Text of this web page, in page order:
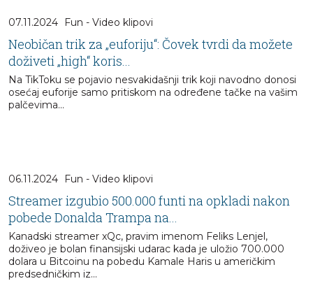
07.11.2024 Fun - Video klipovi
Neobičan trik za „euforiju“: Čovek tvrdi da možete
doživeti „high“ koris...
Na TikToku se pojavio nesvakidašnji trik koji navodno donosi
osećaj euforije samo pritiskom na određene tačke na vašim
palčevima...
06.11.2024 Fun - Video klipovi
Streamer izgubio 500.000 funti na opkladi nakon
pobede Donalda Trampa na...
Kanadski streamer xQc, pravim imenom Feliks Lenjel,
doživeo je bolan finansijski udarac kada je uložio 700.000
dolara u Bitcoinu na pobedu Kamale Haris u američkim
predsedničkim iz...